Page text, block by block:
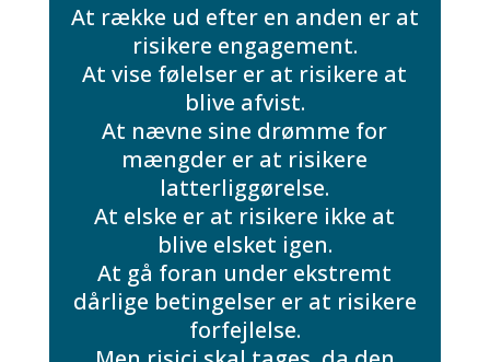
At række ud efter en anden er at
risikere engagement.
At vise følelser er at risikere at
blive afvist.
At nævne sine drømme for
mængder er at risikere
latterliggørelse.
At elske er at risikere ikke at
blive elsket igen.
At gå foran under ekstremt
dårlige betingelser er at risikere
forfejlelse.